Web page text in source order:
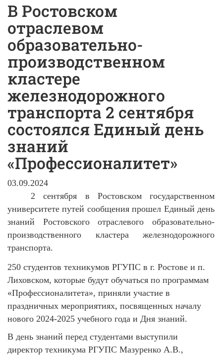
В Ростовском
отраслевом
образовательно-
производственном
кластере
железнодорожного
транспорта 2 сентября
состоялся Единый день
знаний
«Профессионалитет»
03.09.2024
2 сентября в Ростовском государственном
университете путей сообщения прошел Единый день
знаний Ростовского отраслевого образовательно-
производственного кластера железнодорожного
транспорта.
250 студентов техникумов РГУПС в г. Ростове и п.
Лиховском, которые будут обучаться по программам
«Профессионалитета», приняли участие в
праздничных мероприятиях, посвященных началу
нового 2024-2025 учебного года и Дня знаний.
В день знаний перед студентами выступили
директор техникума РГУПС Мазуренко А.В.,